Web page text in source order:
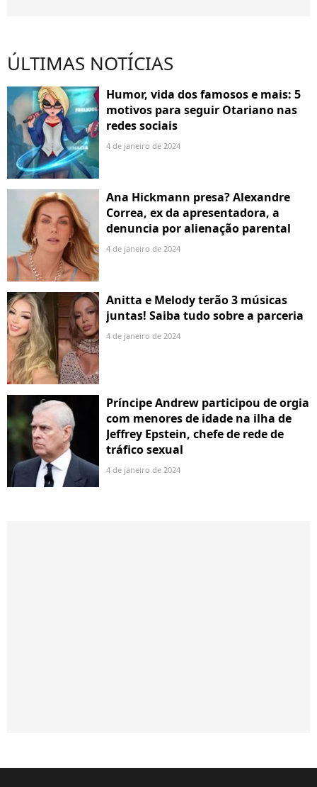
ÚLTIMAS NOTÍCIAS
Humor, vida dos famosos e mais: 5
motivos para seguir Otariano nas
redes sociais
4 de janeiro de 2024
Ana Hickmann presa? Alexandre
Correa, ex da apresentadora, a
denuncia por alienação parental
4 de janeiro de 2024
Anitta e Melody terão 3 músicas
juntas! Saiba tudo sobre a parceria
4 de janeiro de 2024
Príncipe Andrew participou de orgia
com menores de idade na ilha de
Jeffrey Epstein, chefe de rede de
tráfico sexual
4 de janeiro de 2024